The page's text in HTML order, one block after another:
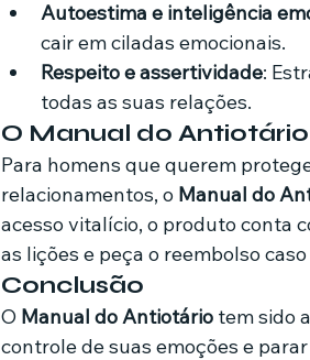
Autoestima e inteligência
cair em ciladas emocionais.
Respeito e assertividade:
todas as suas relações.
O Manual do
Para homens que querem
relacionamentos, o Manual do
acesso vitalício, o produto conta
as lições e peça o reembolso
Conclusão
O Manual do Antiotário tem sido
controle de suas emoções e